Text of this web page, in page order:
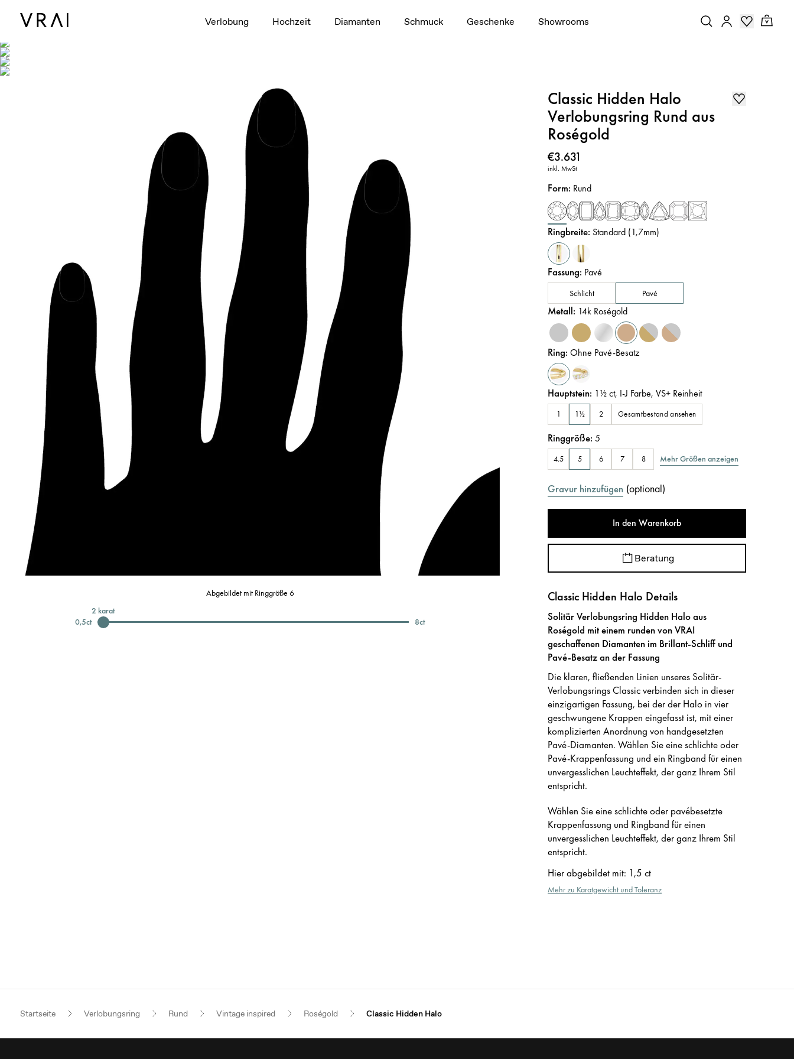
Verlobung Hochzeit Diamanten Schmuck Geschenke Showrooms
Abgebildet mit Ringgröße 6
0,5ct
2 karat
8ct
Classic Hidden Halo
Verlobungsring Rund aus
Roségold
Preis:
€3.631
inkl. MwSt
Form: Rund
Ringbreite: Standard (1,7mm)
Fassung: Pavé
Schlicht Pavé
Metall: 14k Roségold
Ring:Ohne Pavé-Besatz
Hauptstein: 1½ct, I-J Farbe,VS+ Reinheit
1 1½ 2 Gesamtbestand ansehen
Ringgröße:5
4.5 5 6 7 8 Mehr Größen anzeigen
Gravur hinzufügen (optional)
In den Warenkorb
Beratung
Classic Hidden Halo Details
Solitär Verlobungsring Hidden Halo aus
Roségold mit einem runden von VRAI
geschaffenen Diamanten im Brillant-Schliff und
Pavé-Besatz an der Fassung
Die klaren, fließenden Linien unseres Solitär-
Verlobungsrings Classic verbinden sich in dieser
einzigartigen Fassung, bei der der Halo in vier
geschwungene Krappen eingefasst ist, mit einer
komplizierten Anordnung von handgesetzten
Pavé-Diamanten. Wählen Sie eine schlichte oder
Pavé-Krappenfassung und ein Ringband für einen
unvergesslichen Leuchteffekt, der ganz Ihrem Stil
entspricht.
Wählen Sie eine schlichte oder pavébesetzte
Krappenfassung und Ringband für einen
unvergesslichen Leuchteffekt, der ganz Ihrem Stil
entspricht.
Hier abgebildet mit: 1,5 ct
Mehr zu Karatgewicht und Toleranz
Startseite Verlobungsring Rund Vintage inspired Roségold Classic Hidden Halo